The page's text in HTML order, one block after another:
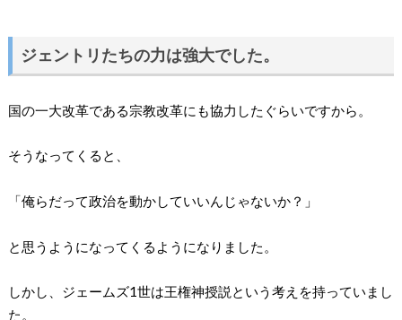
ジェントリたちの力は強大でした。
国の一大改革である宗教改革にも協力したぐらいですから。
そうなってくると、
「俺らだって政治を動かしていいんじゃないか？」
と思うようになってくるようになりました。
しかし、ジェームズ1世は王権神授説という考えを持っていまし
た。